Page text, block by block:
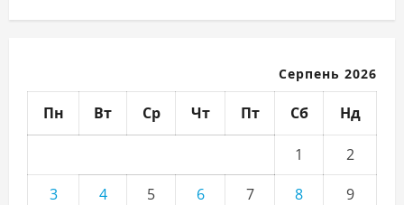
Серпень 2026
Пн Вт Ср Чт Пт Сб Нд
1
2
3
4 5 6 7 8
9